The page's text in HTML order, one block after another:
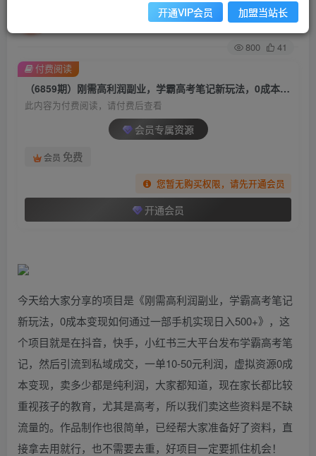
关注 私信
800 41
（6859期）刚需高利润副业，学霸高考笔记新玩法，0成本变现通过一部手机实现日入500+
此内容为付费阅读，请付费后查看
会员专属资源
会员 免费
您暂无购买权限，请先开通会员
开通会员
付费阅读
今天给大家分享的项目是《刚需高利润副业，学霸高考笔记
新玩法，0成本变现如何通过一部手机实现日入500+》，这
个项目就是在抖音，快手，小红书三大平台发布学霸高考笔
记，然后引流到私域成交，一单10-50元利润，虚拟资源0成
本变现，卖多少都是纯利润，大家都知道，现在家长都比较
重视孩子的教育，尤其是高考，所以我们卖这些资料是不缺
流量的。作品制作也很简单，已经帮大家准备好了资料，直
接拿去用就行，也不需要去重，好项目一定要抓住机会！
开通VIP会员 加盟当站长